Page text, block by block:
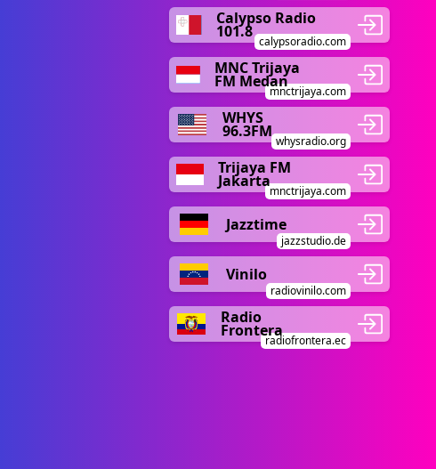
Calypso Radio
101.8
calypsoradio.com
MNC Trijaya
FM Medan
mnctrijaya.com
WHYS
96.3FM
whysradio.org
Trijaya FM
Jakarta
mnctrijaya.com
Jazztime
jazzstudio.de
Vinilo
radiovinilo.com
Radio
Frontera
radiofrontera.ec